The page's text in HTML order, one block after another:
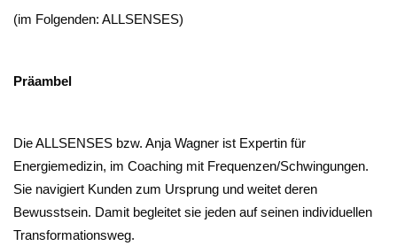
(im Folgenden: ALLSENSES)
Präambel
Die ALLSENSES bzw. Anja Wagner ist Expertin für
Energiemedizin, im Coaching mit Frequenzen/Schwingungen.
Sie navigiert Kunden zum Ursprung und weitet deren
Bewusstsein. Damit begleitet sie jeden auf seinen individuellen
Transformationsweg.